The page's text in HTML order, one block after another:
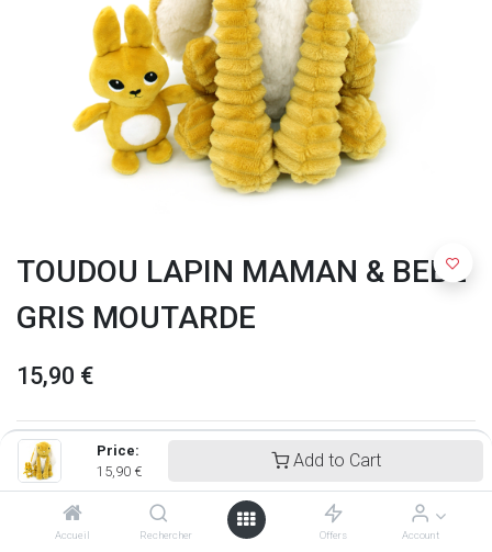
Price:
15,90 €
Add to Cart
Accueil Rechercher Offers Account
TOUDOU LAPIN MAMAN & BEBE
GRIS MOUTARDE
15,90 €